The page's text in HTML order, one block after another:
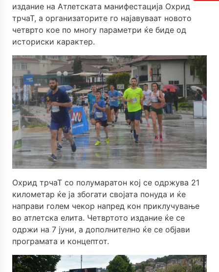
издание на Атлетската манифестација Охрид
трчаТ, а организаторите го најавуваат новото
четврто кое по многу параметри ќе биде од
историски карактер.
Охрид трчаТ со полумаратон кој се одржува 21
километар ќе ја збогати својата понуда и ќе
направи голем чекор напред кон приклучување
во атлетска елита. Четвртото издание ќе се
одржи на 7 јуни, а дополнително ќе се објави
програмата и концептот.